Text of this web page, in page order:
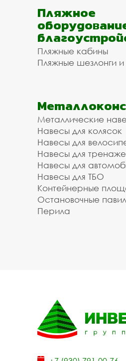
Пляжное
Пляжные кабины
Пляжные шезлонги и
Металлические
Навесы для колясок
Навесы для
Навесы для
Навесы для
Навесы для ТБО
Контейнерные
Остановочные
Перила